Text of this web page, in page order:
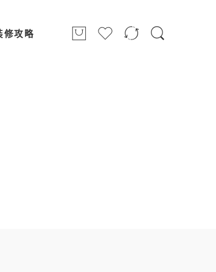
修攻略